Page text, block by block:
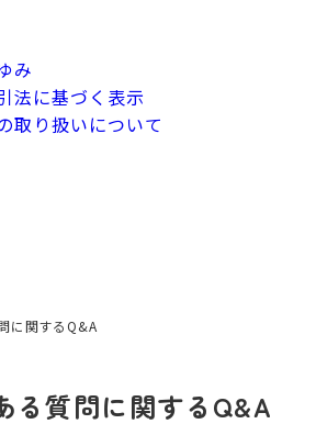
み
法に基づく表示
取り扱いについて
に関するQ&A
る質問に関するQ&A